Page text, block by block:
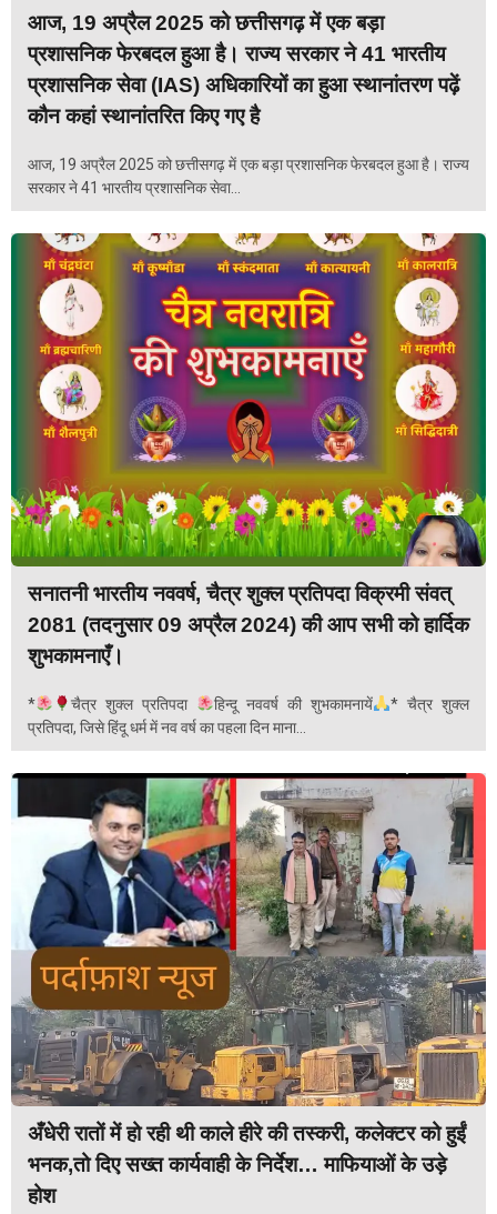
आज, 19 अप्रैल 2025 को छत्तीसगढ़ में एक बड़ा
प्रशासनिक फेरबदल हुआ है। राज्य सरकार ने 41 भारतीय
प्रशासनिक सेवा (IAS) अधिकारियों का हुआ स्थानांतरण पढ़ें
कौन कहां स्थानांतरित किए गए है
आज, 19 अप्रैल 2025 को छत्तीसगढ़ में एक बड़ा प्रशासनिक फेरबदल हुआ है। राज्य
सरकार ने 41 भारतीय प्रशासनिक सेवा...
सनातनी भारतीय नववर्ष, चैत्र शुक्ल प्रतिपदा विक्रमी संवत्
2081 (तदनुसार 09 अप्रैल 2024) की आप सभी को हार्दिक
शुभकामनाएँ।
* चैत्र शुक्ल प्रतिपदा हिन्दू नववर्ष की शुभकामनायें
* चैत्र शुक्ल
प्रतिपदा, जिसे हिंदू धर्म में नव वर्ष का पहला दिन माना...
अँधेरी रातों में हो रही थी काले हीरे की तस्करी, कलेक्टर को हुईं
भनक,तो दिए सख्त कार्यवाही के निर्देश… माफियाओं के उड़े
होश